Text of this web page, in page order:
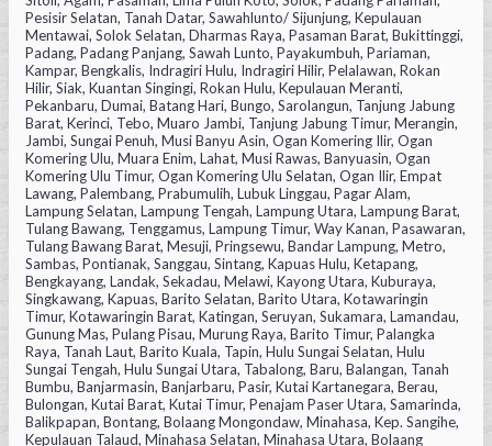
Pesisir Selatan, Tanah Datar, Sawahlunto/ Sijunjung, Kepulauan
Mentawai, Solok Selatan, Dharmas Raya, Pasaman Barat, Bukittinggi,
Padang, Padang Panjang, Sawah Lunto, Payakumbuh, Pariaman,
Kampar, Bengkalis, Indragiri Hulu, Indragiri Hilir, Pelalawan, Rokan
Hilir, Siak, Kuantan Singingi, Rokan Hulu, Kepulauan Meranti,
Pekanbaru, Dumai, Batang Hari, Bungo, Sarolangun, Tanjung Jabung
Barat, Kerinci, Tebo, Muaro Jambi, Tanjung Jabung Timur, Merangin,
Jambi, Sungai Penuh, Musi Banyu Asin, Ogan Komering Ilir, Ogan
Komering Ulu, Muara Enim, Lahat, Musi Rawas, Banyuasin, Ogan
Komering Ulu Timur, Ogan Komering Ulu Selatan, Ogan Ilir, Empat
Lawang, Palembang, Prabumulih, Lubuk Linggau, Pagar Alam,
Lampung Selatan, Lampung Tengah, Lampung Utara, Lampung Barat,
Tulang Bawang, Tenggamus, Lampung Timur, Way Kanan, Pasawaran,
Tulang Bawang Barat, Mesuji, Pringsewu, Bandar Lampung, Metro,
Sambas, Pontianak, Sanggau, Sintang, Kapuas Hulu, Ketapang,
Bengkayang, Landak, Sekadau, Melawi, Kayong Utara, Kuburaya,
Singkawang, Kapuas, Barito Selatan, Barito Utara, Kotawaringin
Timur, Kotawaringin Barat, Katingan, Seruyan, Sukamara, Lamandau,
Gunung Mas, Pulang Pisau, Murung Raya, Barito Timur, Palangka
Raya, Tanah Laut, Barito Kuala, Tapin, Hulu Sungai Selatan, Hulu
Sungai Tengah, Hulu Sungai Utara, Tabalong, Baru, Balangan, Tanah
Bumbu, Banjarmasin, Banjarbaru, Pasir, Kutai Kartanegara, Berau,
Bulongan, Kutai Barat, Kutai Timur, Penajam Paser Utara, Samarinda,
Balikpapan, Bontang, Bolaang Mongondaw, Minahasa, Kep. Sangihe,
Kepulauan Talaud, Minahasa Selatan, Minahasa Utara, Bolaang